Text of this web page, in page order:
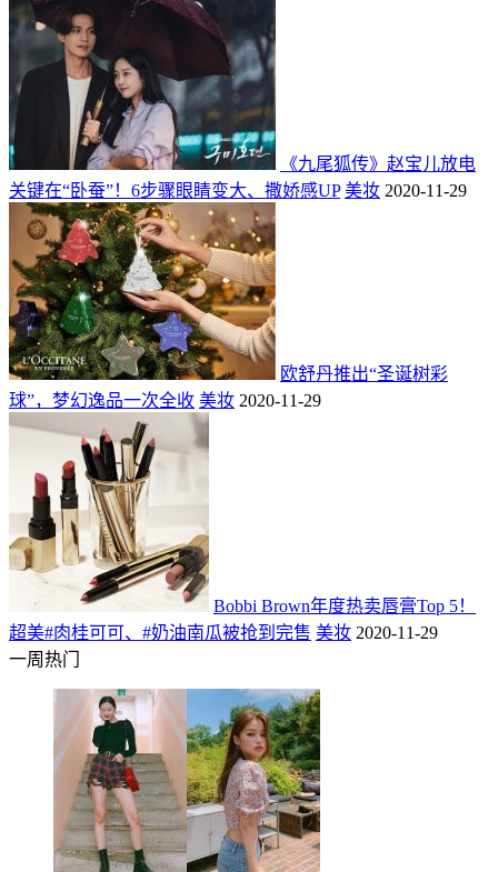
《九尾狐传》赵宝儿放电
关键在“卧蚕”！6步骤眼睛变大、撒娇感UP 美妆 2020-11-29
欧舒丹推出“圣诞树彩
球”，梦幻逸品一次全收 美妆 2020-11-29
Bobbi Brown年度热卖唇膏Top 5！
超美#肉桂可可、#奶油南瓜被抢到完售 美妆 2020-11-29
一周热门